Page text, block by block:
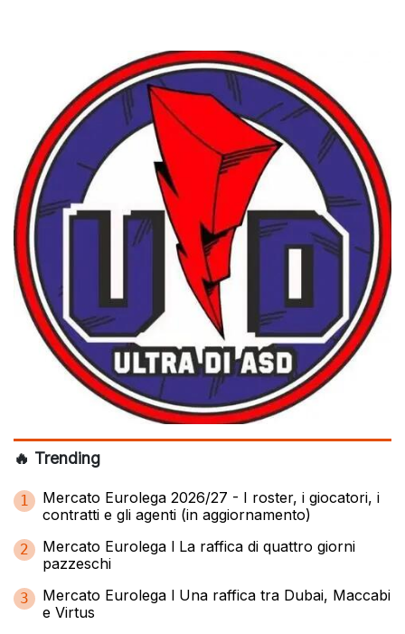
🔥 Trending
1
Mercato Eurolega 2026/27 - I roster, i giocatori, i
contratti e gli agenti (in aggiornamento)
2
Mercato Eurolega l La raffica di quattro giorni
pazzeschi
3
Mercato Eurolega l Una raffica tra Dubai, Maccabi
e Virtus